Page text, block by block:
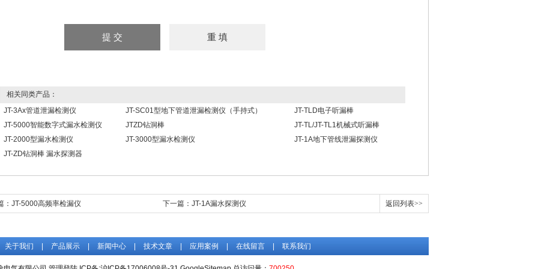
相关同类产品：
JT-3Ax管道泄漏检测仪
JT-SC01型地下管道泄漏检测仪（手持式）
JT-TLD电子听漏棒
JT-5000智能数字式漏水检测仪
JTZD钻洞棒
JT-TL/JT-TL1机械式听漏棒
JT-2000型漏水检测仪
JT-3000型漏水检测仪
JT-1A地下管线泄漏探测仪
JT-ZD钻洞棒 漏水探测器
： JT-5000高频率检漏仪 下一篇： JT-1A漏水探测仪 返回列表>>
关于我们 产品展示 新闻中心 技术文章 应用案例 在线留言 联系我们